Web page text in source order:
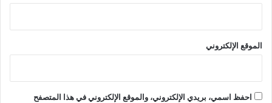
الموقع الإلكتروني
احفظ اسمي، بريدي الإلكتروني، والموقع الإلكتروني في هذا المتصفح